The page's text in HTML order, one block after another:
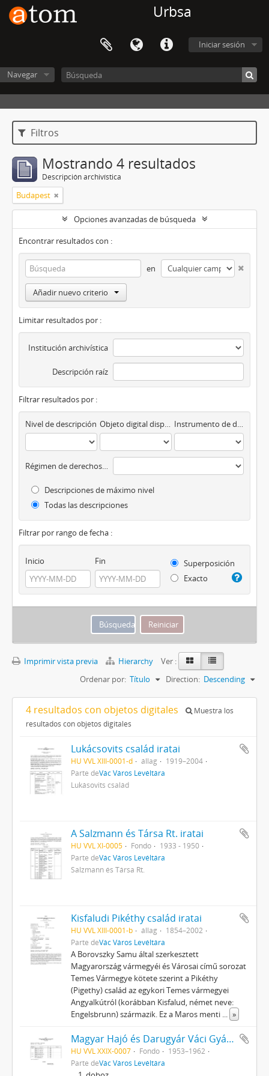
Urbsa
Iniciar sesión
Navegar
Filtros
Mostrando 4 resultados
Descripción archivística
Budapest
Opciones avanzadas de búsqueda
Encontrar resultados con :
en
Añadir nuevo criterio
Limitar resultados por :
Institución archivística
Descripción raíz
Filtrar resultados por :
Nivel de descripción Objeto digital disponibles Instrumento de descripción
Régimen de derechos de autor
Descripciones de máximo nivel
Todas las descripciones
Filtrar por rango de fecha :
Inicio Fin
Superposición
Exacto
Imprimir vista previa Hierarchy
Ver :
Ordenar por: Título Direction: Descending
4 resultados con objetos digitales
Muestra los
resultados con objetos digitales
Lukácsovits család iratai
HU VVL XIII-0001-d állag
1919–2004
Parte deVác Város Levéltára
Lukásovits család
A Salzmann és Társa Rt. iratai
HU VVL XI-0005 Fondo
1933 - 1950
Parte deVác Város Levéltára
Salzmann és Társa Rt.
Kisfaludi Pikéthy család iratai
HU VVL XIII-0001-b állag
1854–2002
Parte deVác Város Levéltára
A Borovszky Samu által szerkesztett
Magyarország vármegyéi és Városai című sorozat
Temes Vármegye kötete szerint a Pikéthy
(Pigethy) család az egykori Temes vármegyei
Angyalkútról (korábban Kisfalud, német neve:
Engelsbrunn) származik. Ez a Maros menti ... »
Magyar Hajó és Darugyár Váci Gyárának (1962-ig Dunai Hajógyár) iratai
HU VVL XXIX-0007 Fondo
1953–1962
Parte deVác Város Levéltára